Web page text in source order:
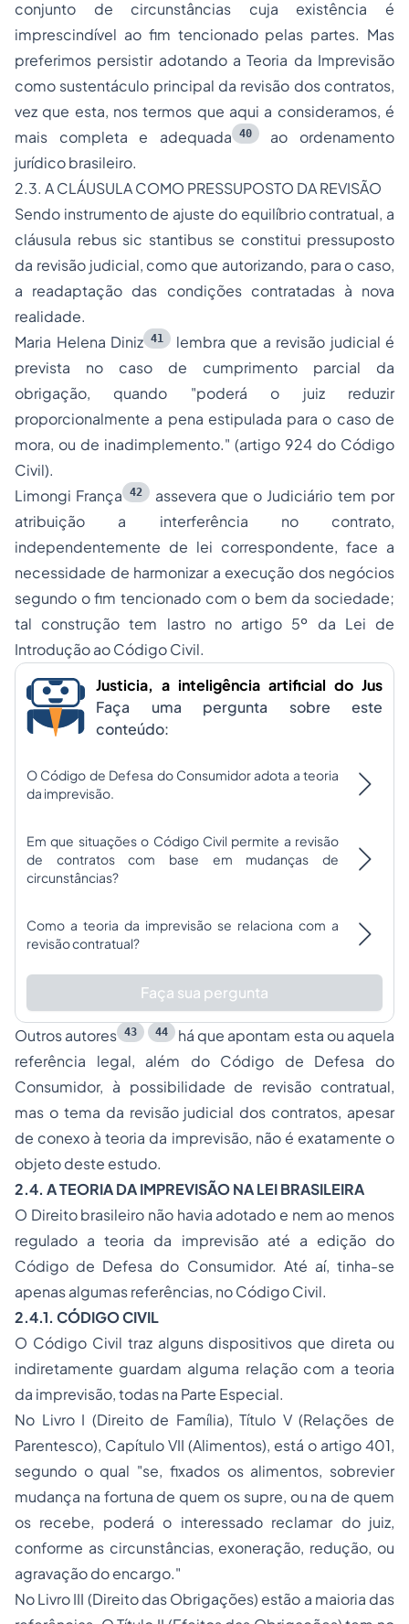
conjunto de circunstâncias cuja existência é
imprescindível ao fim tencionado pelas partes. Mas
preferimos persistir adotando a Teoria da Imprevisão
como sustentáculo principal da revisão dos contratos,
vez que esta, nos termos que aqui a consideramos, é
mais completa e adequada
40 ao ordenamento
jurídico brasileiro.
2.3. A CLÁUSULA COMO PRESSUPOSTO DA REVISÃO
Sendo instrumento de ajuste do equilíbrio contratual, a
cláusula rebus sic stantibusse constitui pressuposto
da revisão judicial, como que autorizando, para o caso,
a readaptação das condições contratadas à nova
realidade.
Maria Helena Diniz 41
lembra que a revisão judicial é
prevista no caso de cumprimento parcial da
obrigação, quando "poderá o juiz reduzir
proporcionalmente a pena estipulada para o caso de
mora, ou de inadimplemento." (artigo 924 do Código
Civil).
Limongi França 42
assevera que o Judiciário tem por
atribuição a interferência no contrato,
independentemente de lei correspondente, face a
necessidade de harmonizar a execução dos negócios
segundo o fim tencionado com o bem da sociedade;
tal construção tem lastro no artigo 5º da Lei de
Introdução ao Código Civil.
Justicia, a inteligência artificial do Jus
Faça uma pergunta sobre este
conteúdo:
O Código de Defesa do Consumidor adota a teoria
da imprevisão.
Em que situações o Código Civil permite a revisão
de contratos com base em mudanças de
circunstâncias?
Como a teoria da imprevisão se relaciona com a
revisão contratual?
Faça sua pergunta
Outros autores 43 44 há que apontam esta ou aquela
referência legal, além do Código de Defesa do
Consumidor, à possibilidade de revisão contratual,
mas o tema da revisão judicial dos contratos, apesar
de conexo à teoria da imprevisão, não é exatamente o
objeto deste estudo.
2.4. A TEORIA DA IMPREVISÃO NA LEI BRASILEIRA
O Direito brasileiro não havia adotado e nem ao menos
regulado a teoria da imprevisão até a edição do
Código de Defesa do Consumidor. Até aí, tinha-se
apenas algumas referências, no Código Civil.
2.4.1. CÓDIGO CIVIL
O Código Civil traz alguns dispositivos que direta ou
indiretamente guardam alguma relação com a teoria
da imprevisão, todas na Parte Especial.
No Livro I (Direito de Família), Título V (Relações de
Parentesco), Capítulo VII (Alimentos), está o artigo 401,
segundo o qual "se, fixados os alimentos, sobrevier
mudança na fortuna de quem os supre, ou na de quem
os recebe, poderá o interessado reclamar do juiz,
conforme as circunstâncias, exoneração, redução, ou
agravação do encargo."
No Livro III (Direito das Obrigações) estão a maioria das